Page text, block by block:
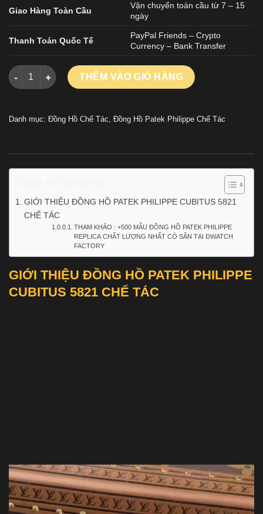
Giao Hàng Toàn Cầu
Vận chuyển toàn cầu từ 7 – 15
ngày
Thanh Toán Quốc Tế
PayPal Friends – Crypto
Currency – Bank Transfer
ĐỒNG HỒ PATEK PHILIPPE CUBITUS 5821 CHẾ TÁC TINH
THÊM VÀO GIỎ HÀNG
Danh mục: Đồng Hồ Chế Tác, Đồng Hồ Patek Philippe Chế Tác
GIỚI THIỆU ĐỒNG HỒ PATEK PHILIPPE CUBITUS 5821
CHẾ TÁC
THAM KHẢO : +500 MẪU ĐỒNG HỒ PATEK PHILIPPE
REPLICA CHẤT LƯỢNG NHẤT CÓ SẴN TẠI DWATCH
FACTORY
GIỚI THIỆU ĐỒNG HỒ PATEK PHILIPPE
CUBITUS 5821 CHẾ TÁC